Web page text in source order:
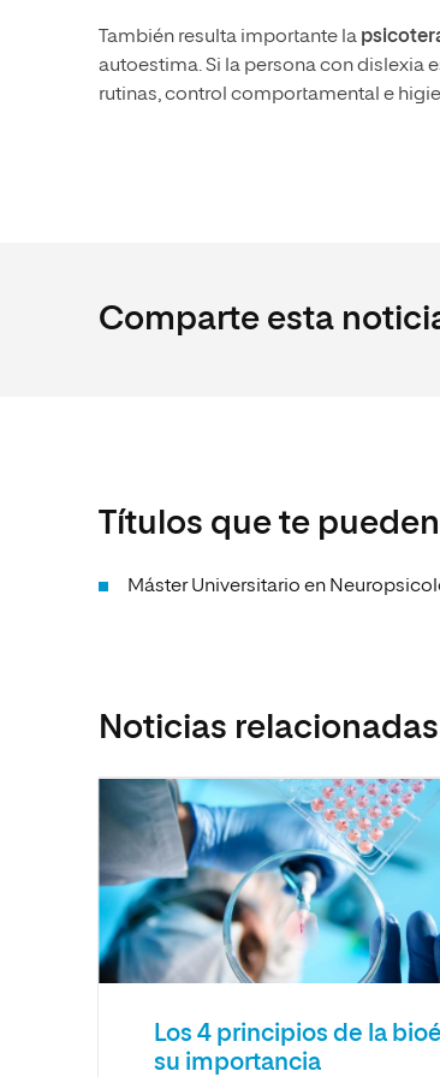
También resulta importante la
autoestima. Si la persona con dislexia
rutinas, control comportamental e
Comparte esta
Títulos que te
Máster Universitario en
Noticias relacionadas
Los 4 principios de la
su importancia